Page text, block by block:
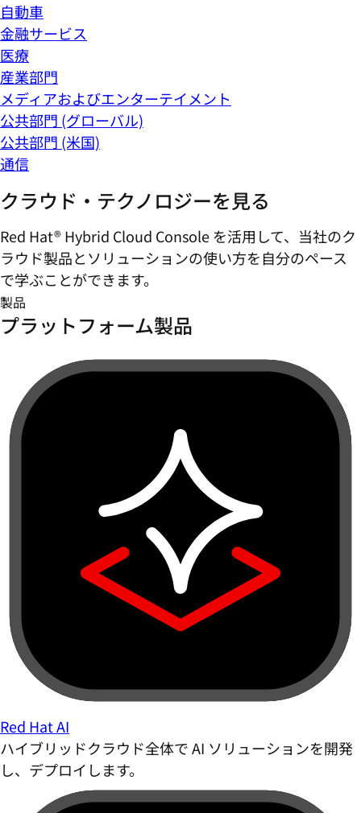
自動車
金融サービス
医療
産業部門
メディアおよびエンターテイメント
公共部門 (グローバル)
公共部門 (米国)
通信
クラウド・テクノロジーを見る
Red Hat® Hybrid Cloud Console を活用して、当社のク
ラウド製品とソリューションの使い方を自分のペース
で学ぶことができます。
製品
プラットフォーム製品
Red Hat AI
ハイブリッドクラウド全体で AI ソリューションを開発
し、デプロイします。